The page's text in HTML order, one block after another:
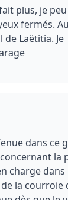
plus, je
fermés.
Laëtitia. Je
dans ce
la
charge
la courroie